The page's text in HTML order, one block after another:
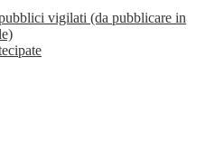
vigilati (da pubblicare in